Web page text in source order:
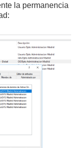
la permanencia